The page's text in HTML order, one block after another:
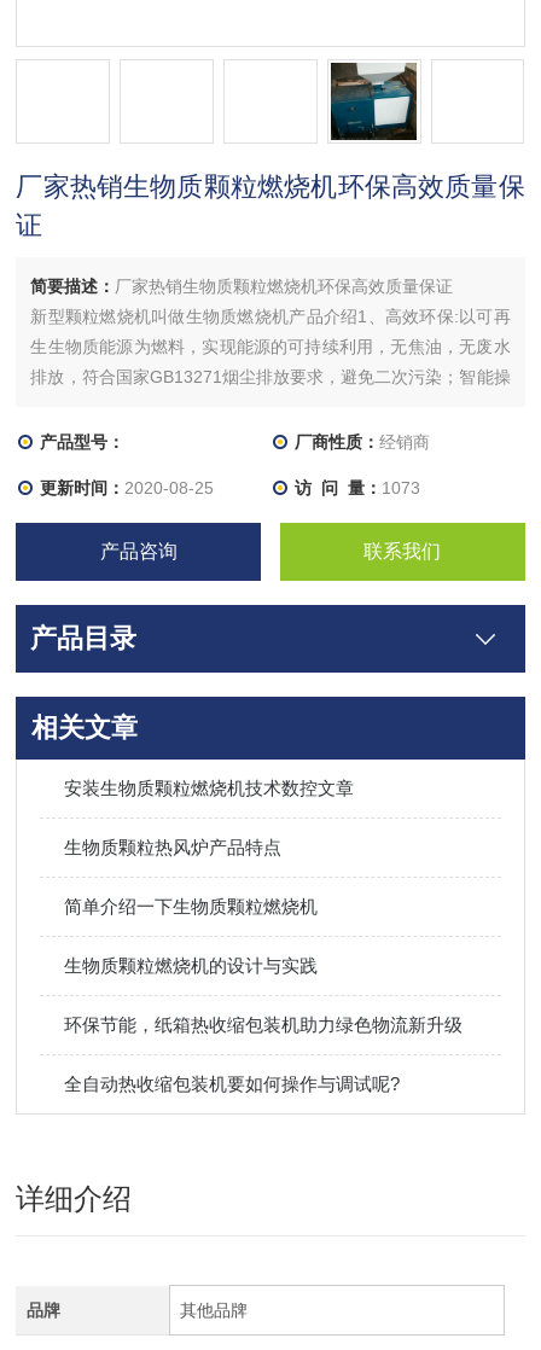
厂家热销生物质颗粒燃烧机环保高效质量保
证
简要描述： 厂家热销生物质颗粒燃烧机环保高效质量保证
新型颗粒燃烧机叫做生物质燃烧机产品介绍1、高效环保:以可再
生生物质能源为燃料，实现能源的可持续利用，无焦油，无废水
排放，符合国家GB13271烟尘排放要求，避免二次污染；智能操
自动进料，自动点火，自动除灰，自动除焦，加上其一体式设
产品型号： 厂商性质： 经销商
更新时间： 2020-08-25 访 问 量： 1073
产品咨询 联系我们
产品目录
相关文章
安装生物质颗粒燃烧机技术数控文章
生物质颗粒热风炉产品特点
简单介绍一下生物质颗粒燃烧机
生物质颗粒燃烧机的设计与实践
环保节能，纸箱热收缩包装机助力绿色物流新升级
全自动热收缩包装机要如何操作与调试呢?
详细介绍
品牌 其他品牌